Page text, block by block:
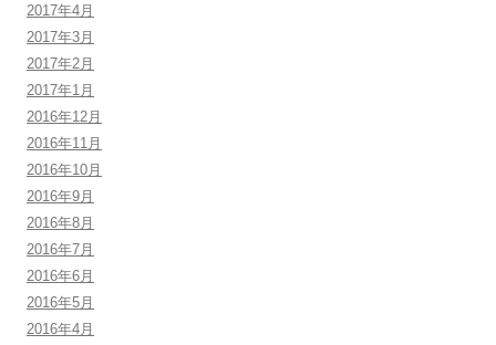
2017年4月
2017年3月
2017年2月
2017年1月
2016年12月
2016年11月
2016年10月
2016年9月
2016年8月
2016年7月
2016年6月
2016年5月
2016年4月